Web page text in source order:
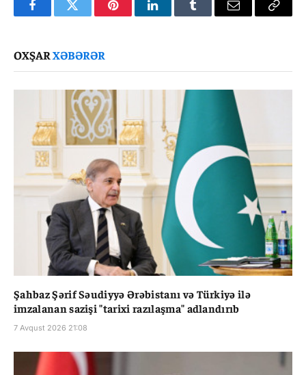
FacebookTwitter PinterestLinkedInTumblr Email
Copy
OXŞARXƏBƏRƏR
Şahbaz Şərif Səudiyyə Ərəbistanı və Türkiyə ilə
imzalanan sazişi "tarixi razılaşma" adlandırıb
7 Avqust 2026 21:08